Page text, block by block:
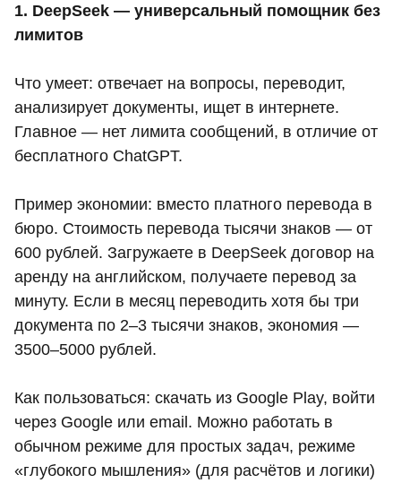
1. DeepSeek — универсальный помощник без
лимитов
Что умеет: отвечает на вопросы, переводит,
анализирует документы, ищет в интернете.
Главное — нет лимита сообщений, в отличие от
бесплатного ChatGPT.
Пример экономии: вместо платного перевода в
бюро. Стоимость перевода тысячи знаков — от
600 рублей. Загружаете в DeepSeek договор на
аренду на английском, получаете перевод за
минуту. Если в месяц переводить хотя бы три
документа по 2–3 тысячи знаков, экономия —
3500–5000 рублей.
Как пользоваться: скачать из Google Play, войти
через Google или email. Можно работать в
обычном режиме для простых задач, режиме
«глубокого мышления» (для расчётов и логики)